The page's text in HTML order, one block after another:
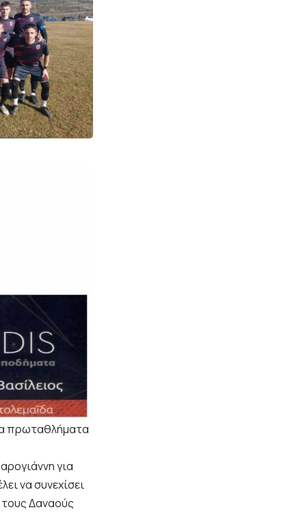
πρωταθλήματα
για
να συνεχίσει
τους Δαναούς